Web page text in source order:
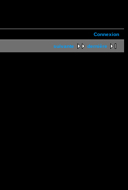
Connexion
suivante dernière